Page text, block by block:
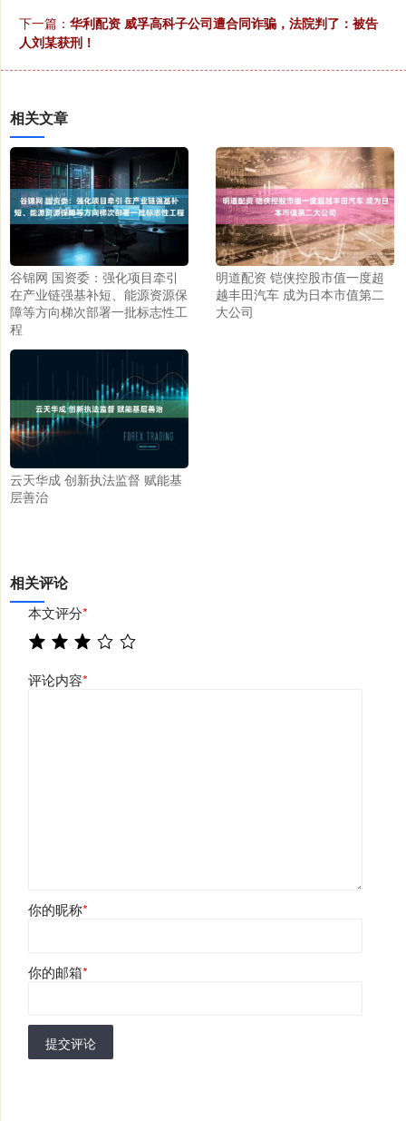
下一篇： 华利配资 威孚高科子公司遭合同诈骗，法院判了：被告
人刘某获刑！
相关文章
谷锦网 国资委：强化项目牵引
在产业链强基补短、能源资源保
障等方向梯次部署一批标志性工
程
明道配资 铠侠控股市值一度超
越丰田汽车 成为日本市值第二
大公司
云天华成 创新执法监督 赋能基
层善治
相关评论
本文评分*
评论内容*
你的昵称*
你的邮箱*
提交评论